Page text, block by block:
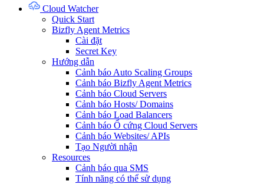
Cloud Watcher
Quick Start
Bizfly Agent Metrics
Cài đặt
Secret Key
Hướng dẫn
Cảnh báo Auto Scaling Groups
Cảnh báo Bizfly Agent Metrics
Cảnh báo Cloud Servers
Cảnh báo Hosts/ Domains
Cảnh báo Load Balancers
Cảnh báo Ổ cứng Cloud Servers
Cảnh báo Websites/ APIs
Tạo Người nhận
Resources
Cảnh báo qua SMS
Tính năng có thể sử dụng